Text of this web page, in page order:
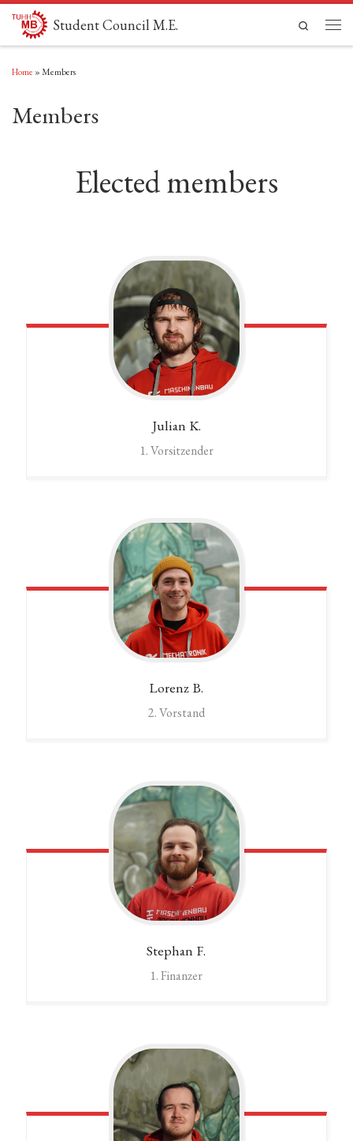
Skip to contentStudent Council M.E.
Search
Home » Members
Members
Elected members
Julian K.
1. Vorsitzender
Lorenz B.
2. Vorstand
Stephan F.
1. Finanzer